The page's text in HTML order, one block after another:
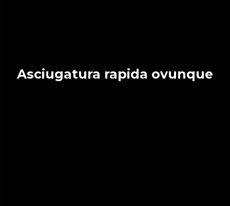
Asciugatura rapida ovunque